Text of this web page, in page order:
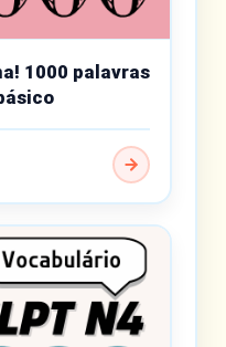
1000 palavras